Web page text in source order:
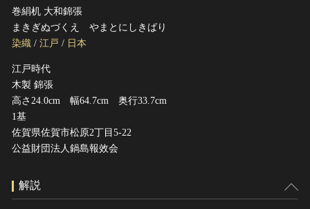
国指定文化財等データベース
巻絹机 大和錦張
まきぎぬづくえ やまとにしきばり
染織 / 江戸 / 日本
江戸時代
木製 錦張
高さ24.0cm 幅64.7cm 奥行33.7cm
1基
佐賀県佐賀市松原2丁目5-22
公益財団法人鍋島報效会
解説